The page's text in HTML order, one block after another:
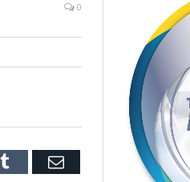
0
Tumblr Email